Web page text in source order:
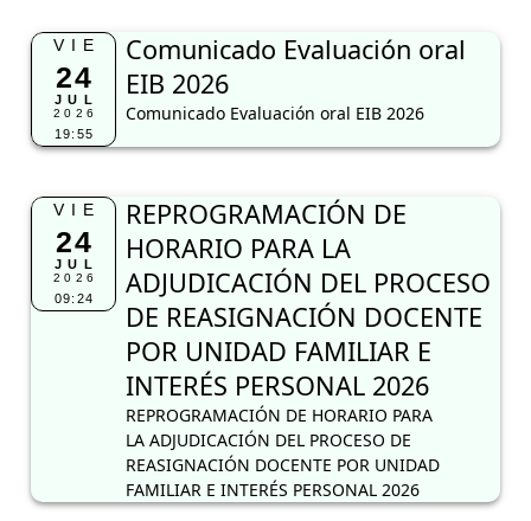
VIE
24
JUL
2026
19:55
Comunicado Evaluación oral
EIB 2026
Comunicado Evaluación oral EIB 2026
VIE
24
JUL
2026
09:24
REPROGRAMACIÓN DE
HORARIO PARA LA
ADJUDICACIÓN DEL PROCESO
DE REASIGNACIÓN DOCENTE
POR UNIDAD FAMILIAR E
INTERÉS PERSONAL 2026
REPROGRAMACIÓN DE HORARIO PARA
LA ADJUDICACIÓN DEL PROCESO DE
REASIGNACIÓN DOCENTE POR UNIDAD
FAMILIAR E INTERÉS PERSONAL 2026